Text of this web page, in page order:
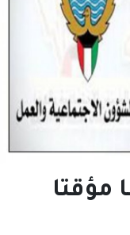
مؤقتا